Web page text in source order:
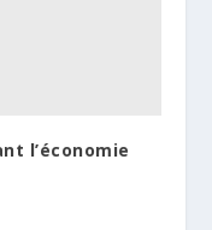
l’économie